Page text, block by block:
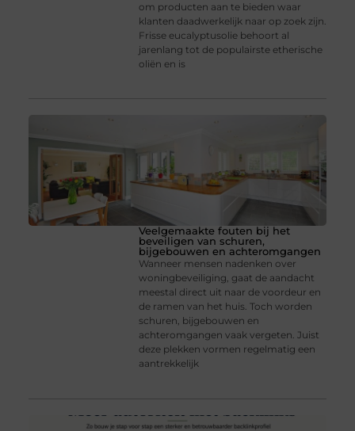
om producten aan te bieden waar
klanten daadwerkelijk naar op zoek zijn.
Frisse eucalyptusolie behoort al
jarenlang tot de populairste etherische
oliën en is
Veelgemaakte fouten bij het
beveiligen van schuren,
bijgebouwen en achteromgangen
Wanneer mensen nadenken over
woningbeveiliging, gaat de aandacht
meestal direct uit naar de voordeur en
de ramen van het huis. Toch worden
schuren, bijgebouwen en
achteromgangen vaak vergeten. Juist
deze plekken vormen regelmatig een
aantrekkelijk